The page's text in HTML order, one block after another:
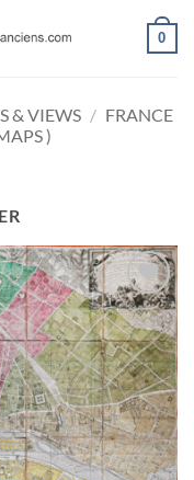
0
& VIEWS / FRANCE
)
Ajouter
à la
wishlist